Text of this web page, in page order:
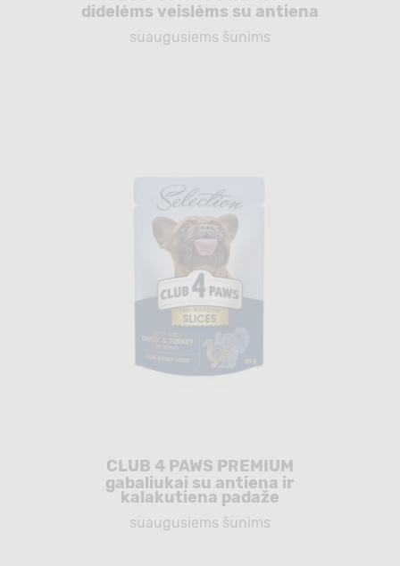
didelėms veislėms su antiena
suaugusiems šunims
CLUB 4 PAWS PREMIUM
gabaliukai su antiena ir
kalakutiena padaže
suaugusiems šunims